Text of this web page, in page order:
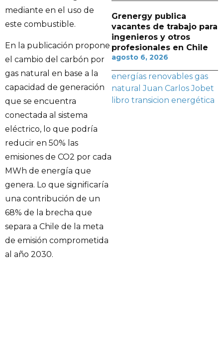
mediante en el uso de
este combustible.
En la publicación propone
el cambio del carbón por
gas natural en base a la
capacidad de generación
que se encuentra
conectada al sistema
eléctrico, lo que podría
reducir en 50% las
emisiones de CO2 por cada
MWh de energía que
genera. Lo que significaría
una contribución de un
68% de la brecha que
separa a Chile de la meta
de emisión comprometida
al año 2030.
Grenergy publica
vacantes de trabajo para
ingenieros y otros
profesionales en Chile
agosto 6, 2026
energías renovables gas
natural Juan Carlos Jobet
libro transicion energética